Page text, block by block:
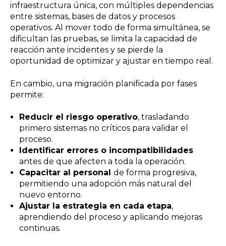
infraestructura única, con múltiples dependencias
entre sistemas, bases de datos y procesos
operativos. Al mover todo de forma simultánea, se
dificultan las pruebas, se limita la capacidad de
reacción ante incidentes y se pierde la
oportunidad de optimizar y ajustar en tiempo real.
En cambio, una migración planificada por fases
permite:
Reducir el riesgo operativo, trasladando
primero sistemas no críticos para validar el
proceso.
Identificar errores o incompatibilidades
antes de que afecten a toda la operación.
Capacitar al personal de forma progresiva,
permitiendo una adopción más natural del
nuevo entorno.
Ajustar la estrategia en cada etapa,
aprendiendo del proceso y aplicando mejoras
continuas.